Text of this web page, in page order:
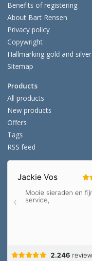
Benefits of registering
About Bart Rensen
Privacy policy
Copywright
Hallmarking gold and silver
Sitemap
Products
All products
New products
Offers
Tags
RSS feed